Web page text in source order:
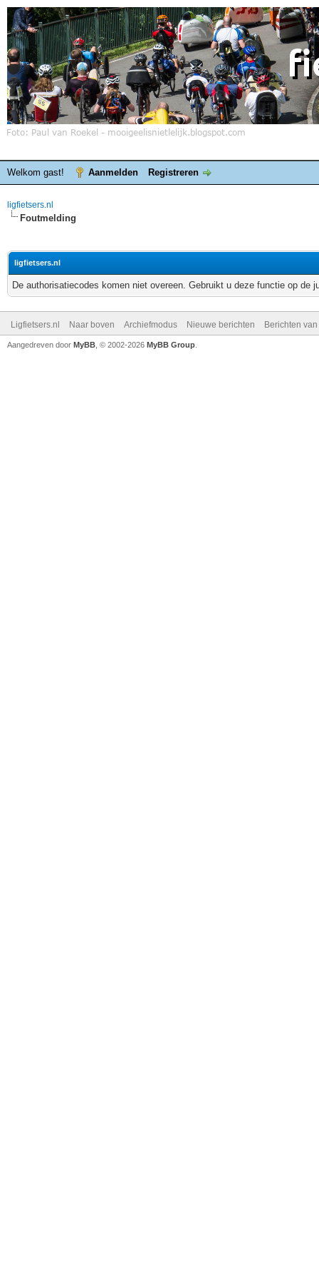
Welkom gast! Aanmelden Registreren
ligfietsers.nl
Foutmelding
ligfietsers.nl
De authorisatiecodes komen niet overeen. Gebruikt u deze functie op de
Ligfietsers.nl Naar boven Archiefmodus Nieuwe berichten Berichten
Aangedreven door MyBB , © 2002-2026 MyBB Group